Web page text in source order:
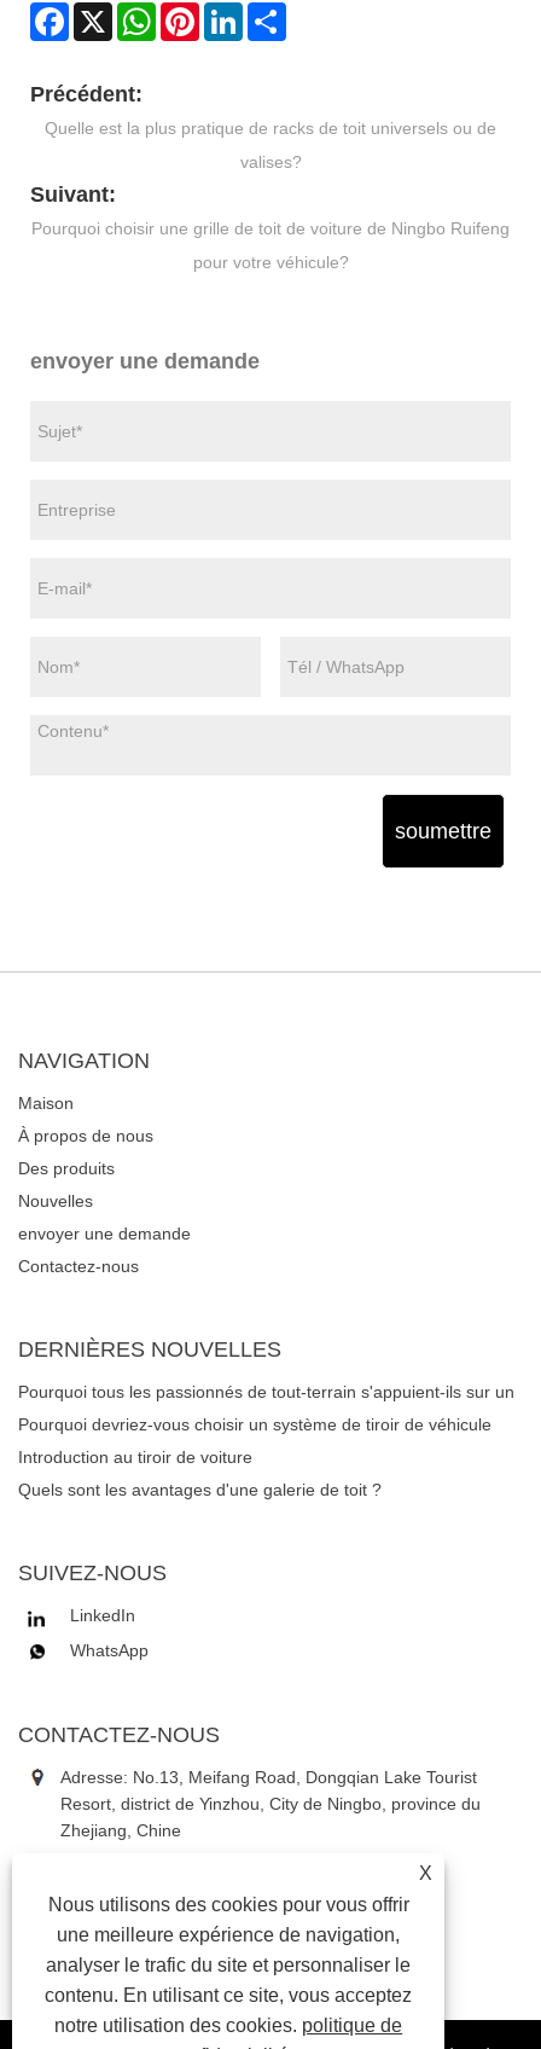
Facebook
X WhatsAppPinterestLinkedIn
Précédent:
Quelle est la plus pratique de racks de toit universels ou de
valises?
Suivant:
Pourquoi choisir une grille de toit de voiture de Ningbo Ruifeng
pour votre véhicule?
envoyer une demande
soumettre
NAVIGATION
Maison
À propos de nous
Des produits
Nouvelles
envoyer une demande
Contactez-nous
DERNIÈRES NOUVELLES
Pourquoi tous les passionnés de tout-terrain s'appuient-ils sur un
système de tiroirs de véhicule robuste pour la gestion des
Pourquoi devriez-vous choisir un système de tiroir de véhicule
pour votre voiture ou votre camion?
Introduction au tiroir de voiture
Quels sont les avantages d'une galerie de toit ?
SUIVEZ-NOUS
LinkedIn
WhatsApp
CONTACTEZ-NOUS
Adresse: No.13, Meifang Road, Dongqian Lake Tourist
Resort, district de Yinzhou, City de Ningbo, province du
Zhejiang, Chine
Téléphone:+86-18867637353
E-mail:daniel3@china-astauto.com
X
Nous utilisons des cookies pour vous offrir
une meilleure expérience de navigation,
analyser le trafic du site et personnaliser le
contenu. En utilisant ce site, vous acceptez
notre utilisation des cookies. politique de